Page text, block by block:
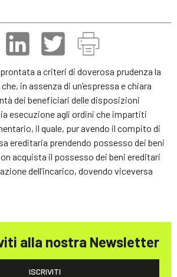
a criteri di doverosa prudenza la
in assenza di un’espressa e chiara
dei beneficiari delle disposizioni
esecuzione agli ordini che impartiti
il quale, pur avendo il compito di
ereditaria prendendo possesso dei beni
acquista il possesso dei beni ereditari
dell’incarico, dovendo viceversa
alla nostra Newsletter
ISCRIVITI